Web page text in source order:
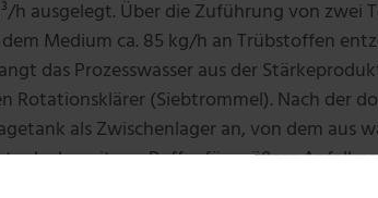
h ausgelegt. Über die Zuführung von zwei
Medium ca. 85 kg/h an Trübstoffen
das Prozesswasser aus der
Rotationsklärer (Siebtrommel). Nach der
als Zwischenlager an, von dem aus
als weiterer Puffer für größere
erfolgt. Dort sorgt die